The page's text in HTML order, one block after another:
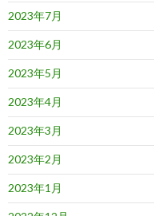
2023年7月
2023年6月
2023年5月
2023年4月
2023年3月
2023年2月
2023年1月